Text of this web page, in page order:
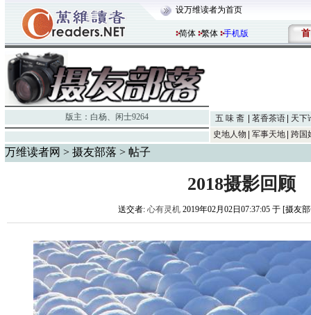
设万维读者为首页
简体 繁体 手机版 首
版主： 白杨、 闲士9264 五 味 斋 茗香茶语
天下
史地人物
军事天地 跨国
万维读者网 > 摄友部落 > 帖子
2018摄影回顾
送交者: 心有灵机2019年02月02日07:37:05 于 [摄友